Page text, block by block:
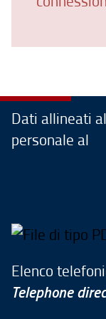
Dati allineati
personale al
Elenco
Telephone